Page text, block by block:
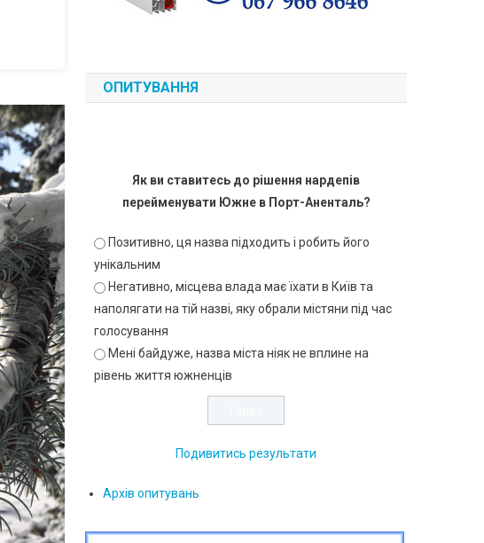
ОПИТУВАННЯ
Як ви ставитесь до рішення нардепів
перейменувати Южне в Порт-Аненталь?
Позитивно, ця назва підходить і робить його
унікальним
Негативно, місцева влада має їхати в Київ та
наполягати на тій назві, яку обрали містяни під час
голосування
Мені байдуже, назва міста ніяк не вплине на
рівень життя южненців
Подивитись результати
Архів опитувань